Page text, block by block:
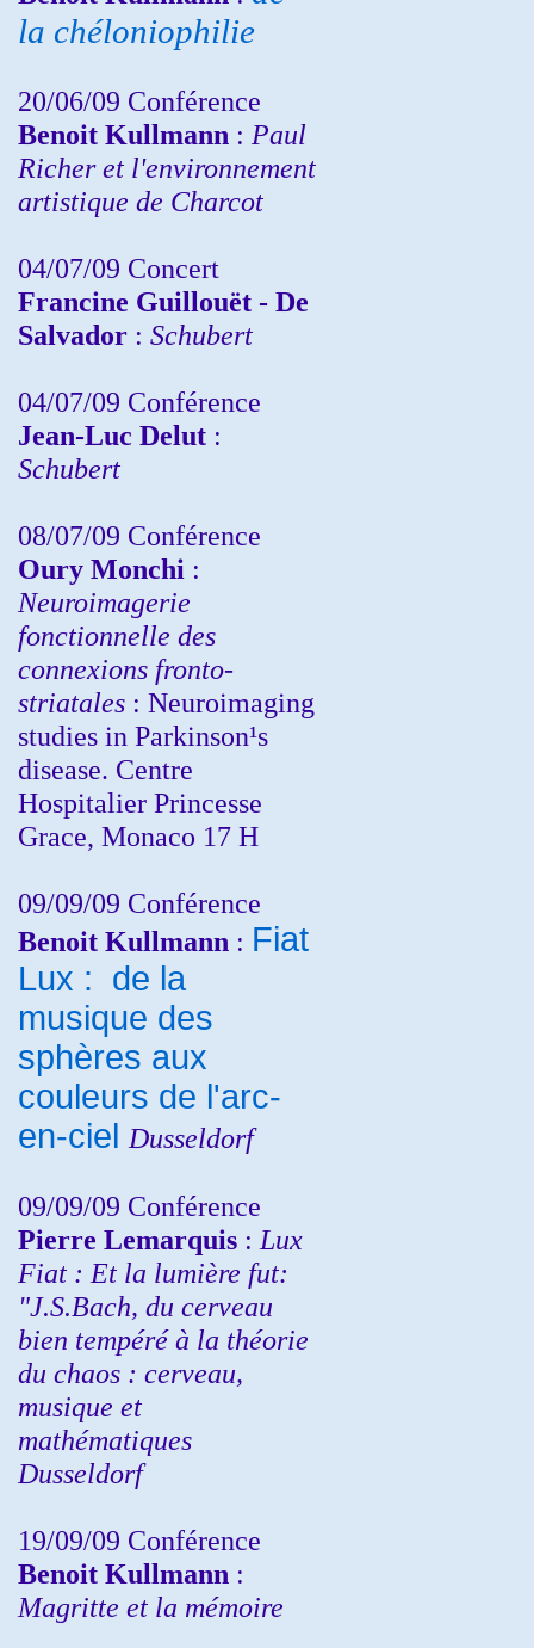
la chéloniophilie
20/06/09 Conférence
Benoit Kullmann : Paul
Richer et l'environnement
artistique de Charcot
04/07/09 Concert
Francine Guillouët - De
Salvador : Schubert
04/07/09 Conférence
Jean-Luc Delut :
Schubert
08/07/09 Conférence
Oury Monchi :
Neuroimagerie
fonctionnelle des
connexions fronto-
striatales : Neuroimaging
studies in Parkinson¹s
disease. Centre
Hospitalier Princesse
Grace, Monaco 17 H
09/09/09 Conférence
Benoit Kullmann : Fiat
Lux : de la
musique des
sphères aux
couleurs de l'arc-
en-ciel Dusseldorf
09/09/09 Conférence
Pierre Lemarquis : Lux
Fiat : Et la lumière fut:
"J.S.Bach, du cerveau
bien tempéré à la théorie
du chaos : cerveau,
musique et
mathématiques
Dusseldorf
19/09/09 Conférence
Benoit Kullmann :
Magritte et la mémoire